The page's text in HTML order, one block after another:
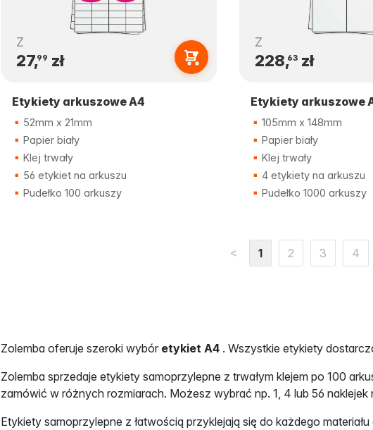
Z
27,99 zł
Etykiety arkuszowe A4
52mm x 21mm
Papier biały
Klej trwały
56 etykiet na arkuszu
Pudełko 100 arkuszy
Z
228,63 zł
Etykiety arkuszowe
105mm x 148mm
Papier biały
Klej trwały
4 etykiety na arkuszu
Pudełko 1000 arkuszy
< 1 2 3 4
Zolemba oferuje szeroki wybór etykiet A4 . Wszystkie etykiety
Zolemba sprzedaje etykiety samoprzylepne z trwałym klejem po 100
zamówić w różnych rozmiarach. Możesz wybrać np. 1, 4 lub 56
Etykiety samoprzylepne z łatwością przyklejają się do każdego